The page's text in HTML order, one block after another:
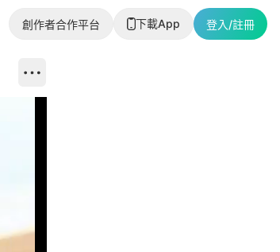
創作者合作平台 下載App 登入/註冊